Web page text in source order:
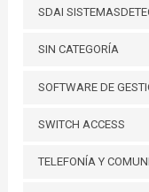
SDAI
SIN CATEGORÍA
SOFTWARE DE
SWITCH ACCESS
TELEFONÍA Y